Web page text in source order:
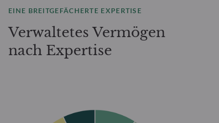
EINE BREITGEFÄCHERTE EXPERTISE
Verwaltetes Vermögen
nach Expertise